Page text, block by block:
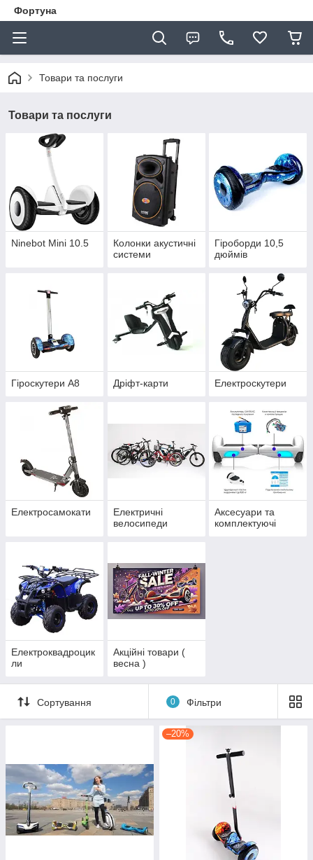
Фортуна
Товари та послуги
Товари та послуги
Ninebot Mini 10.5
Колонки акустичні
системи
Гіроборди 10,5
дюймів
Гіроскутери А8 Дріфт-карти Електроскутери
Електросамокати
Електричні
велосипеди
Аксесуари та
комплектуючі
Електроквадроцик
ли
Акційні товари (
весна )
Сортування 0 Фільтри
–20%